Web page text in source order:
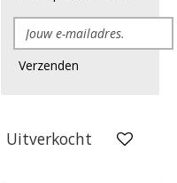
Verzenden
Uitverkocht